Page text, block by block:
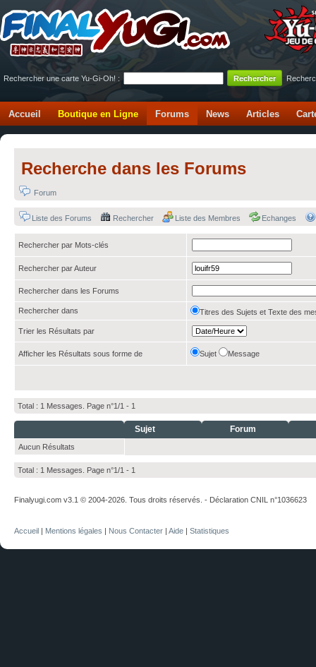
Rechercher une carte Yu-Gi-Oh! :
Accueil Boutique en Ligne Forums News Articles
Recherche dans les Forums
Forum
Liste des Forums Rechercher Liste des Membres Echanges
Rechercher par Mots-clés
Rechercher par Auteur
Rechercher dans les Forums
Rechercher dans Titres des Sujets et Texte des
Trier les Résultats par
Afficher les Résultats sous forme de Sujet Message
Total : 1 Messages. Page n°1/1 - 1
Sujet Forum
Aucun Résultats
Total : 1 Messages. Page n°1/1 - 1
Finalyugi.com v3.1 © 2004-2026. Tous droits réservés. - Déclaration CNIL n°1036623
Accueil | Mentions légales | Nous Contacter | Aide | Statistiques